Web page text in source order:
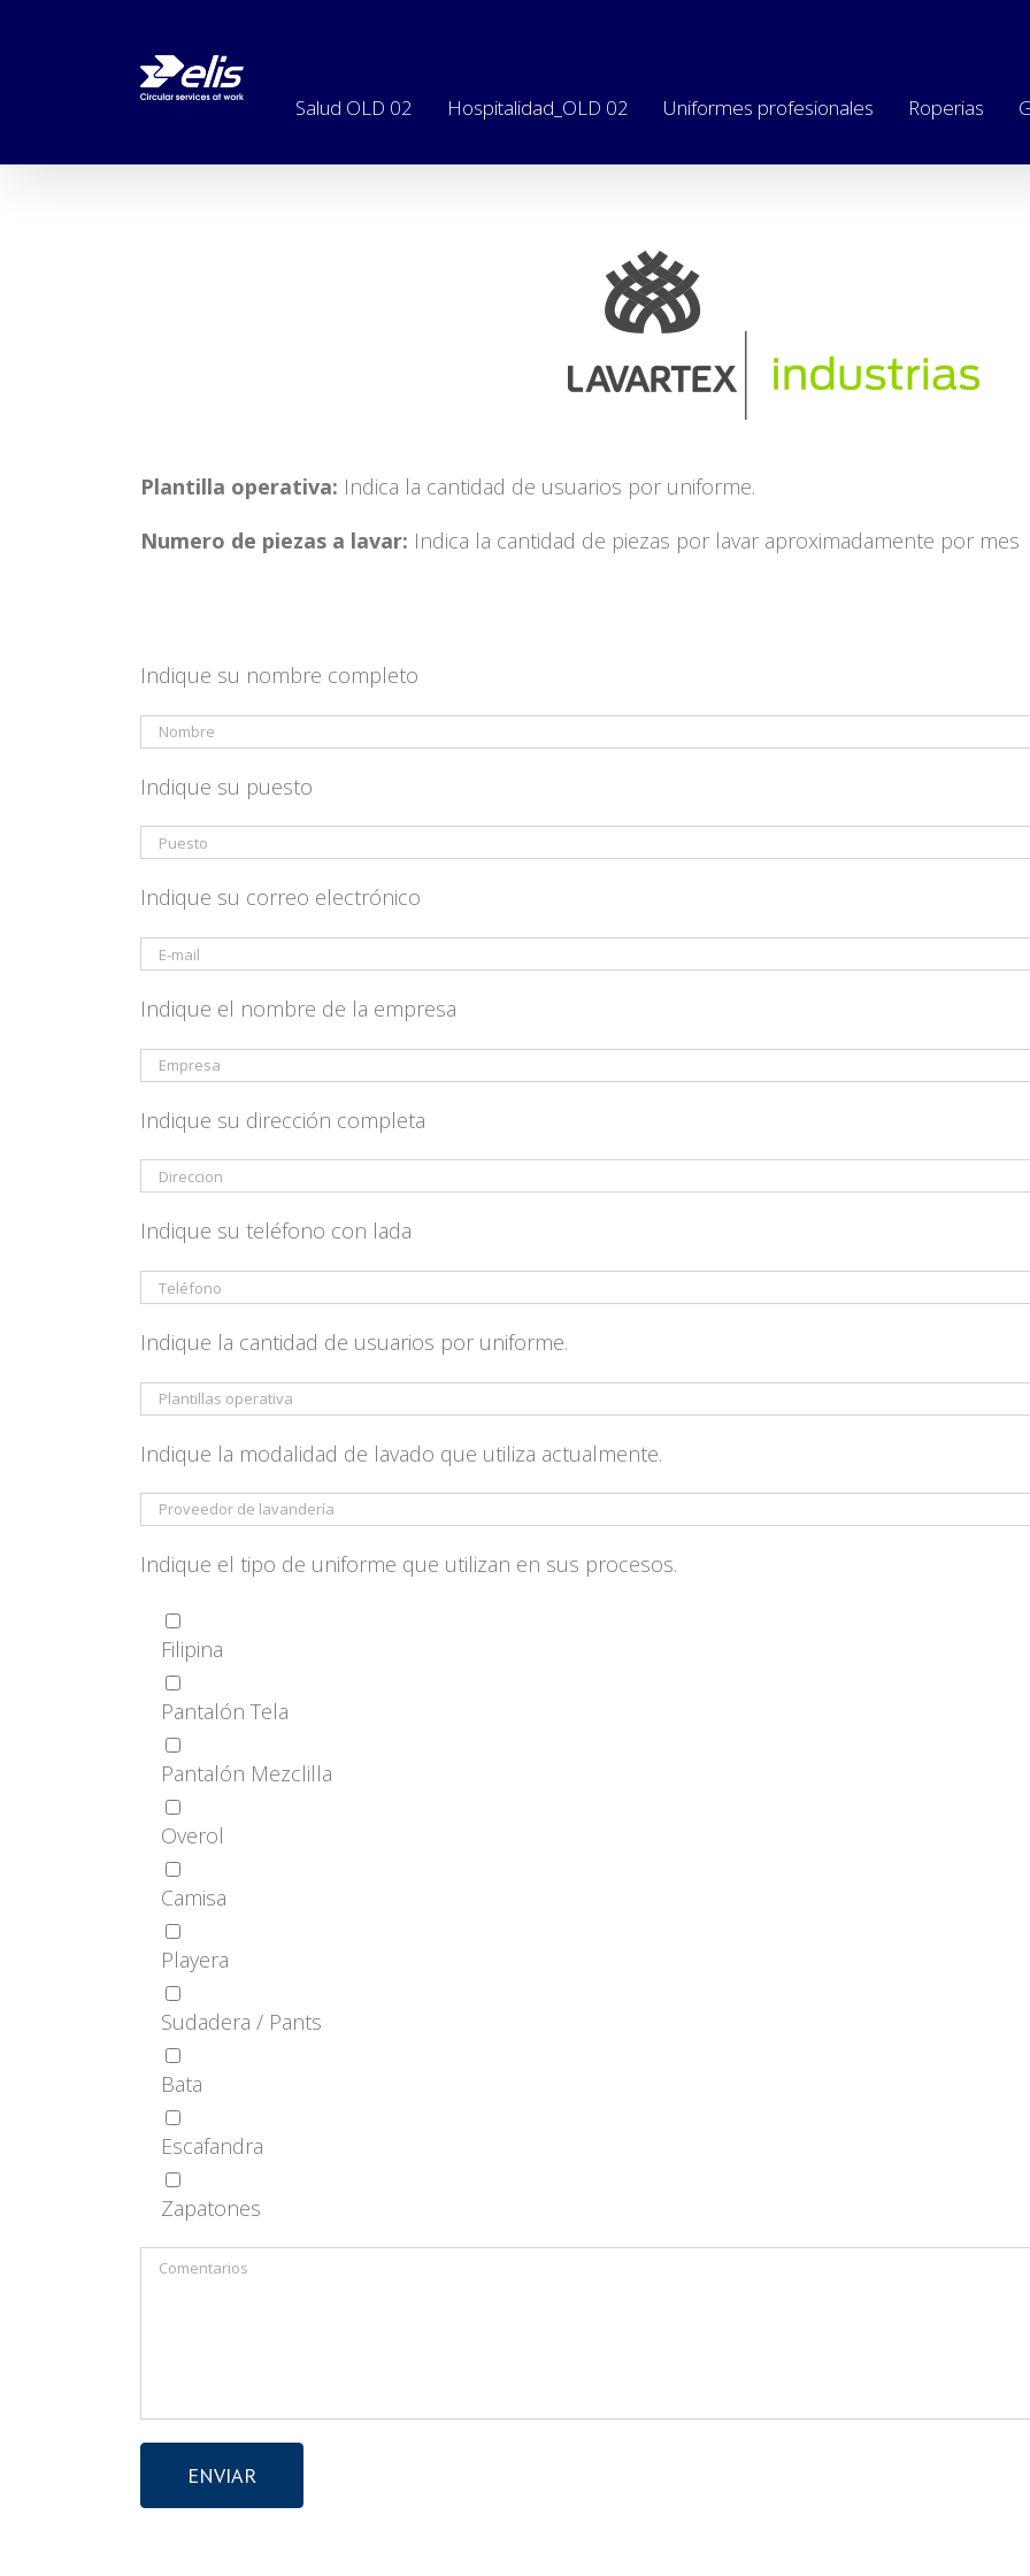
Salud OLD 02 Hospitalidad_OLD 02 Uniformes profesionales Roperias
Plantilla operativa: Indica la cantidad de usuarios por uniforme.
Numero de piezas a lavar: Indica la cantidad de piezas por lavar aproximadamente por mes
Indique su nombre completo
Indique su puesto
Indique su correo electrónico
Indique el nombre de la empresa
Indique su dirección completa
Indique su teléfono con lada
Indique la cantidad de usuarios por uniforme.
Indique la modalidad de lavado que utiliza actualmente.
Indique el tipo de uniforme que utilizan en sus procesos.
Filipina
Pantalón Tela
Pantalón Mezclilla
Overol
Camisa
Playera
Sudadera / Pants
Bata
Escafandra
Zapatones